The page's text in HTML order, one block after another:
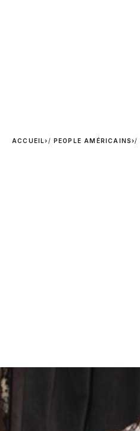
ACCUEIL› PEOPLE AMÉRICAINS›